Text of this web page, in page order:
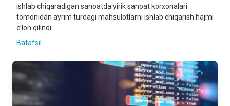
ishlab chiqaradigan sanoatda yirik sanoat korxonalari
tomonidan ayrim turdagi mahsulotlarni ishlab chiqarish hajmi
e’lon qilindi.
Batafsil ...